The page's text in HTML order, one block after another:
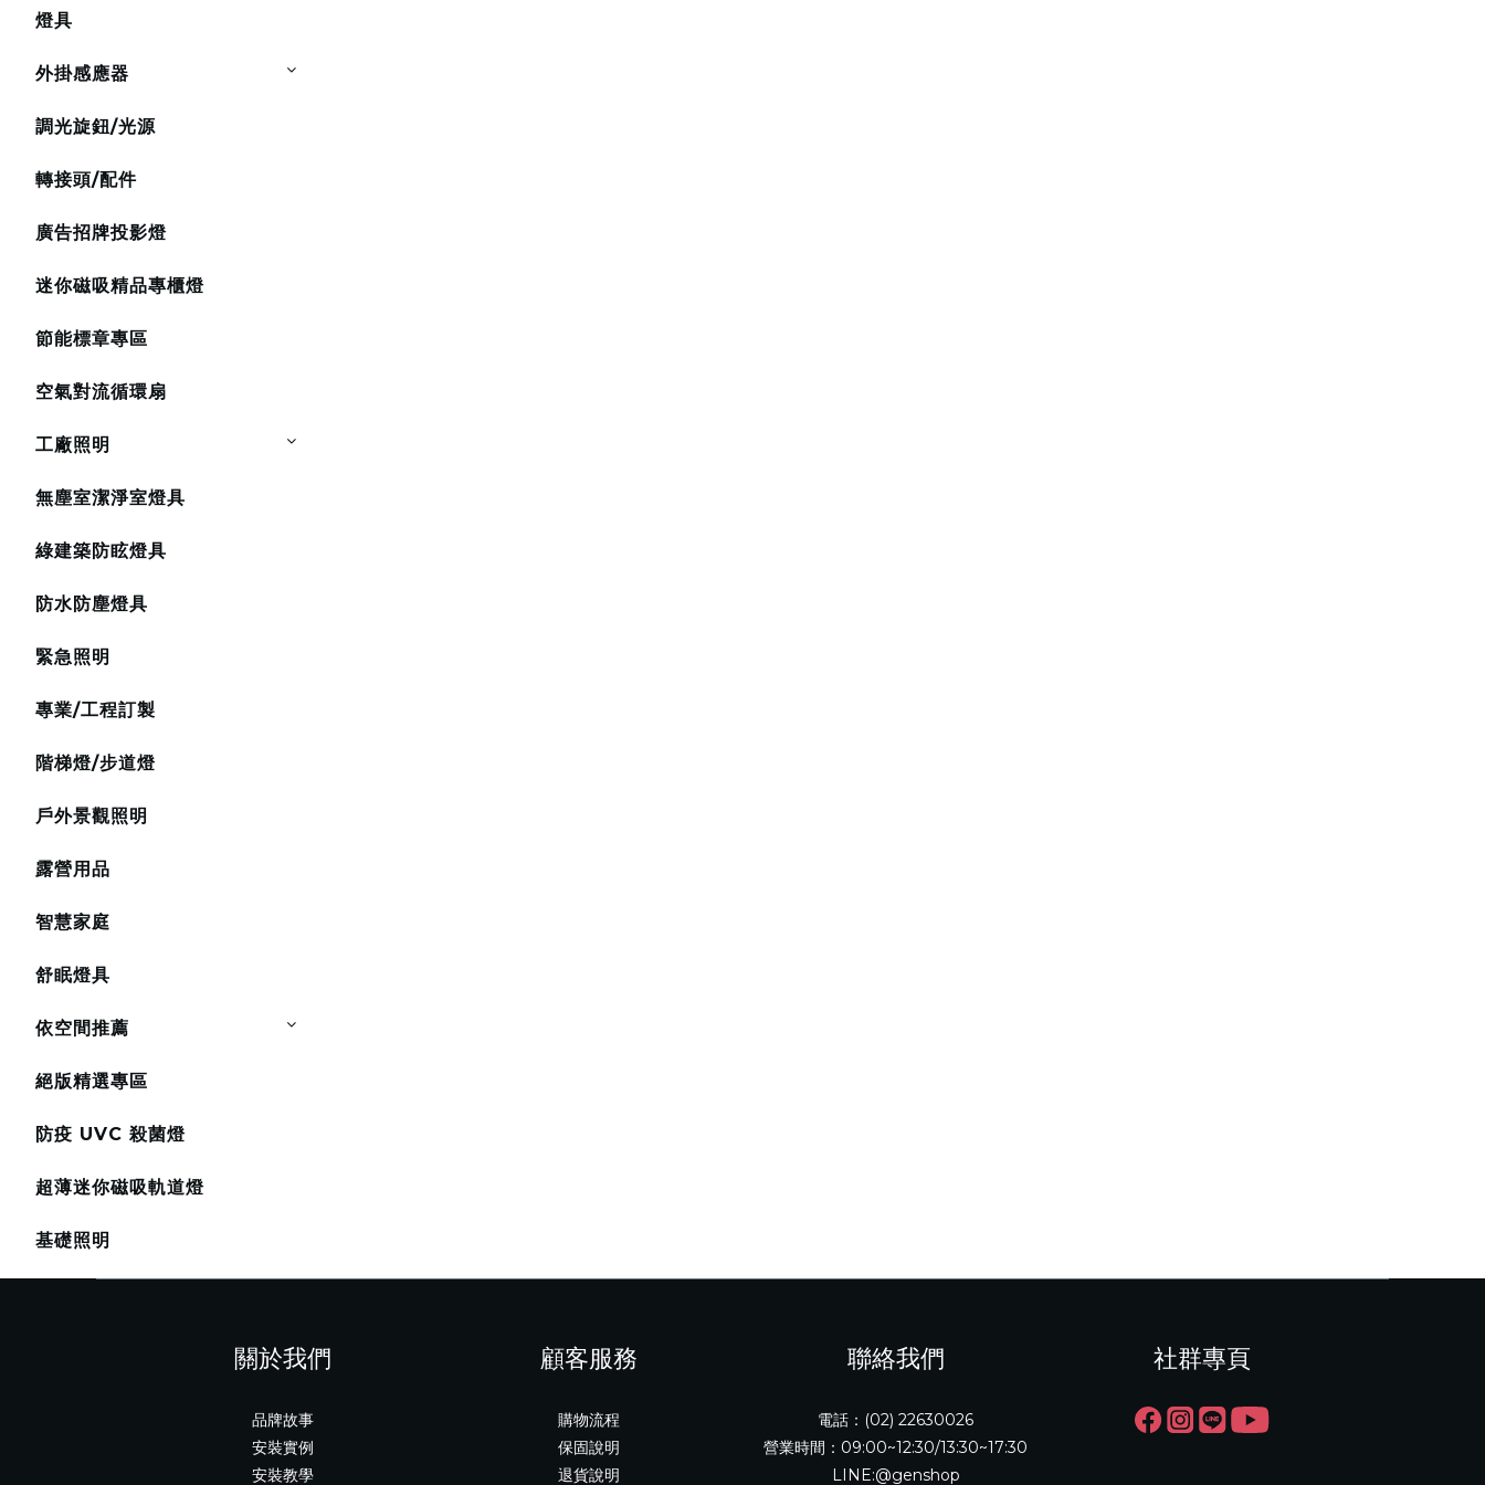
燈具
外掛感應器
調光旋鈕/光源
轉接頭/配件
廣告招牌投影燈
迷你磁吸精品專櫃燈
節能標章專區
空氣對流循環扇
工廠照明
無塵室潔淨室燈具
綠建築防眩燈具
防水防塵燈具
緊急照明
專業/工程訂製
階梯燈/步道燈
戶外景觀照明
露營用品
智慧家庭
舒眠燈具
依空間推薦
絕版精選專區
防疫 UVC 殺菌燈
超薄迷你磁吸軌道燈
基礎照明
關於我們
品牌故事
安裝實例
安裝教學
顧客服務
購物流程
保固說明
退貨說明
聯絡我們
電話：(02) 22630026
營業時間：09:00~12:30/13:30~17:30
LINE:@genshop
社群專頁